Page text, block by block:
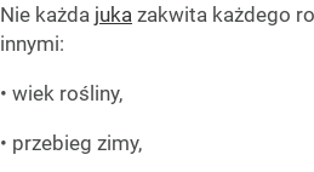
Nie każda juka zakwita każdego
innymi:
• wiek rośliny,
• przebieg zimy,